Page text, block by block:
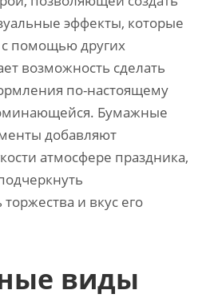
эффекты, которые
помощью других
возможность сделать
по-настоящему
Бумажные
добавляют
атмосфере праздника,
и вкус его
виды